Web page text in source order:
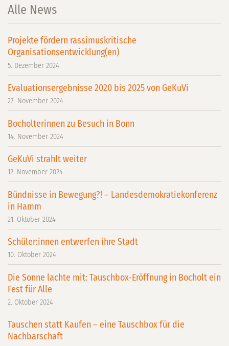
Alle News
Projekte fördern rassimuskritische
Organisationsentwicklung(en)
5. Dezember 2024
Evaluationsergebnisse 2020 bis 2025 von GeKuVi
27. November 2024
Bocholterinnen zu Besuch in Bonn
14. November 2024
GeKuVi strahlt weiter
12. November 2024
Bündnisse in Bewegung?! – Landesdemokratiekonferenz
in Hamm
21. Oktober 2024
Schüler:innen entwerfen ihre Stadt
10. Oktober 2024
Die Sonne lachte mit: Tauschbox-Eröffnung in Bocholt ein
Fest für Alle
2. Oktober 2024
Tauschen statt Kaufen – eine Tauschbox für die
Nachbarschaft